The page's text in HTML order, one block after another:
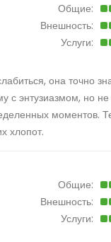
Общие:
Внешность:
Услуги:
она точно
с энтузиазмом, но
моментов.
хлопот.
Общие:
Внешность:
Услуги: